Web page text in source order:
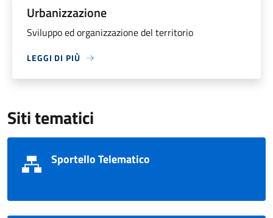
Urbanizzazione
Sviluppo ed organizzazione del territorio
LEGGI DI PIÙ
Siti tematici
Sportello Telematico